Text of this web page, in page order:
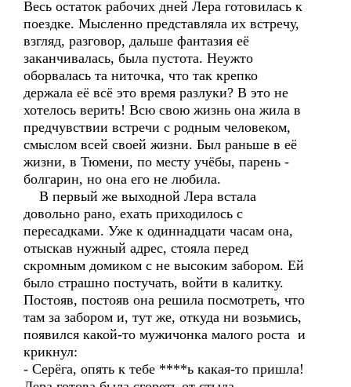
Весь остаток рабочих дней Лера готовилась к
поездке. Мысленно представляла их встречу,
взгляд, разговор, дальше фантазия её
заканчивалась, была пустота. Неужто
оборвалась та ниточка, что так крепко
держала её всё это время разлуки? В это не
хотелось верить! Всю свою жизнь она жила в
предчувствии встречи с родным человеком,
смыслом всей своей жизни. Был раньше в её
жизни, в Тюмени, по месту учёбы, парень -
болгарин, но она его не любила.
В первый же выходной Лера встала
довольно рано, ехать приходилось с
пересадками. Уже к одиннадцати часам она,
отыскав нужный адрес, стояла перед
скромным домиком с не высоким забором. Ей
было страшно постучать, войти в калитку.
Постояв, постояв она решила посмотреть, что
там за забором и, тут же, откуда ни возьмись,
появился какой-то мужичонка малого роста и
крикнул:
- Серёга, опять к тебе ****ь какая-то пришла!